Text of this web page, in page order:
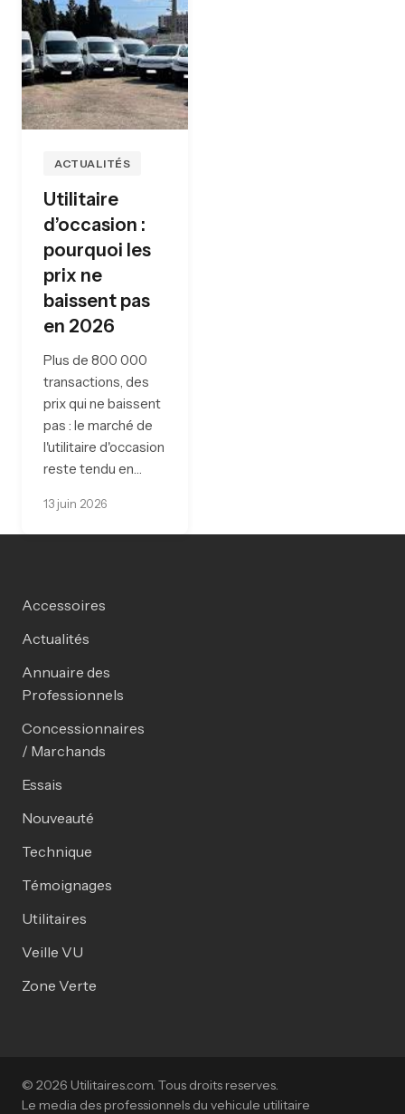
ACTUALITÉS
Utilitaire
d’occasion :
pourquoi les
prix ne
baissent pas
en 2026
Plus de 800 000
transactions, des
prix qui ne baissent
pas : le marché de
l'utilitaire d'occasion
reste tendu en…
13 juin 2026
Accessoires
Actualités
Annuaire des
Professionnels
Concessionnaires
/ Marchands
Essais
Nouveauté
Technique
Témoignages
Utilitaires
Veille VU
Zone Verte
© 2026 Utilitaires.com. Tous droits reserves.
Le media des professionnels du vehicule utilitaire